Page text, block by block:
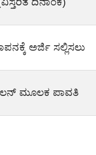
ಅರ್ಜಿ ಸಲ್ಲಿಸಲು
ಮೂಲಕ ಪಾವತಿ